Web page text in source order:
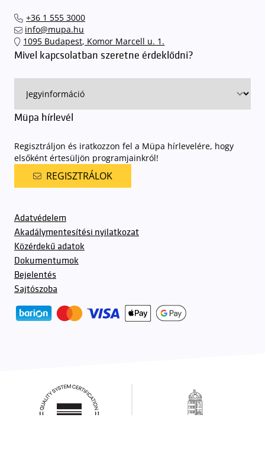
+36 1 555 3000
info@mupa.hu
1095 Budapest, Komor Marcell u. 1.
Mivel kapcsolatban szeretne érdeklődni?
Müpa hírlevél
Regisztráljon és iratkozzon fel a Müpa hírlevelére, hogy
elsőként értesüljön programjainkról!
REGISZTRÁLOK
Adatvédelem
Akadálymentesítési nyilatkozat
Közérdekű adatok
Dokumentumok
Bejelentés
Sajtószoba